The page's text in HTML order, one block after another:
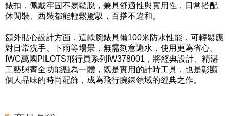
錶扣，佩戴牢固不易鬆脫，兼具舒適性與實用性，日常搭配
休閒裝、西裝都能輕鬆駕馭，百搭不違和。
額外貼心設計方面，這款腕錶具備100米防水性能，可輕鬆應
對日常洗手、下雨等場景，無需刻意避水，使用更為省心。
IWC萬國PILOTS飛行員系列IW378001，將經典設計、精湛
工藝與齊全功能融為一體，既是實用的計時工具，也是彰顯
個人品味的時尚配飾，成為飛行腕錶領域的經典之作。